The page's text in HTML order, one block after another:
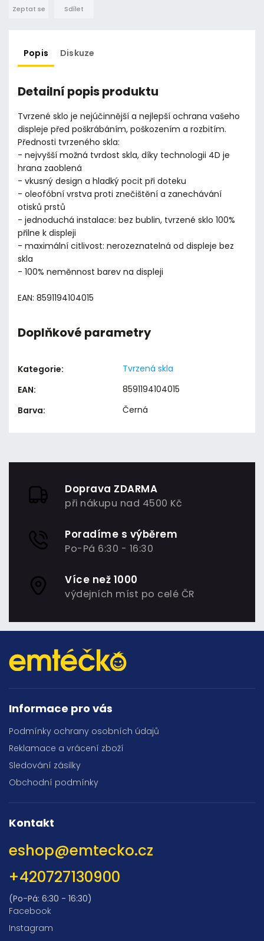
Zeptat se Sdílet
Popis Diskuze
Detailní popis produktu
Tvrzené sklo je nejúčinnější a nejlepší ochrana vašeho
displeje před poškrábáním, poškozením a rozbitím.
Přednosti tvrzeného skla:
- nejvyšší možná tvrdost skla, díky technologii 4D je
hrana zaoblená
- vkusný design a hladký pocit při doteku
- oleofóbní vrstva proti znečištění a zanechávání
otisků prstů
- jednoduchá instalace: bez bublin, tvrzené sklo 100%
přilne k displeji
- maximální citlivost: nerozeznatelná od displeje bez
skla
- 100% neměnnost barev na displeji
EAN: 8591194104015
Doplňkové parametry
Kategorie:
Tvrzená skla
EAN:
8591194104015
Barva: Černá
Doprava ZDARMA
při nákupu nad 4500 Kč
Poradíme s výběrem
Po-Pá 6:30 - 16:30
Více než 1000
výdejních míst po celé ČR
Informace pro vás
Podmínky ochrany osobních údajů
Reklamace a vrácení zboží
Sledování zásilky
Obchodní podmínky
Kontakt
eshop@emtecko.cz
+420727130900
(Po-Pá: 6:30 - 16:30)
Facebook
Instagram